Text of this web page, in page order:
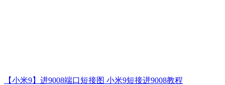
【小米9】进9008端口短接图 小米9短接进9008教程